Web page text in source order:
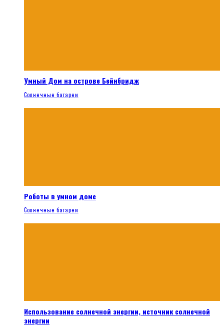
Умный Дом на острове Бейнбридж
Солнечные батареи
Роботы в умном доме
Солнечные батареи
Использование солнечной энергии, источник солнечной
энергии